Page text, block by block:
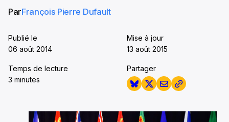
ParFrançois Pierre Dufault
Publié le
06 août 2014
Mise à jour
13 août 2015
Temps de lecture
3 minutes
Partager